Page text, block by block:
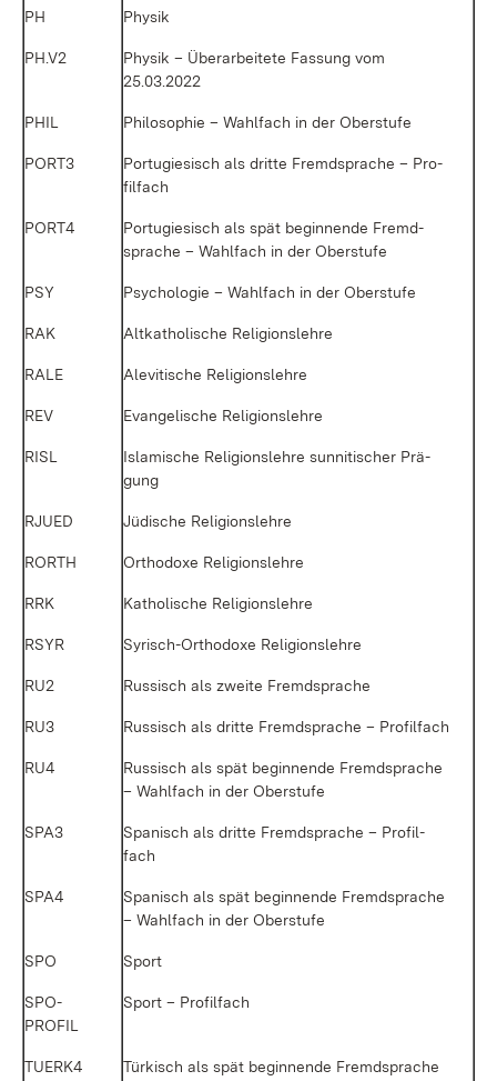
PH Phy­sik
PH.V2
Phy­sik – Über­ar­bei­te­te Fas­sung vom
25.03.2022
PHIL Phi­lo­so­phie – Wahl­fach in der Ober­stu­fe
PORT3
Por­tu­gie­sisch als drit­te Fremd­spra­che – Pro­
fil­fach
PORT4
Por­tu­gie­sisch als spät be­gin­nen­de Fremd­
spra­che – Wahl­fach in der Ober­stu­fe
PSY Psy­cho­lo­gie – Wahl­fach in der Ober­stu­fe
RAK Alt­ka­tho­li­sche Re­li­gi­ons­leh­re
RA­LE Ale­vi­ti­sche Re­li­gi­ons­leh­re
REV Evan­ge­li­sche Re­li­gi­ons­leh­re
RISL
Is­la­mi­sche Re­li­gi­ons­leh­re sun­ni­ti­scher Prä­
gung
RJUED Jü­di­sche Re­li­gi­ons­leh­re
RORTH Or­tho­do­xe Re­li­gi­ons­leh­re
RRK Ka­tho­li­sche Re­li­gi­ons­leh­re
RSYR Sy­risch-Or­tho­do­xe Re­li­gi­ons­leh­re
RU2 Rus­sisch als zwei­te Fremd­spra­che
RU3 Rus­sisch als drit­te Fremd­spra­che – Pro­fil­fach
RU4
Rus­sisch als spät be­gin­nen­de Fremd­spra­che
– Wahl­fach in der Ober­stu­fe
SPA3
Spa­nisch als drit­te Fremd­spra­che – Pro­fil­
fach
SPA4
Spa­nisch als spät be­gin­nen­de Fremd­spra­che
– Wahl­fach in der Ober­stu­fe
SPO Sport
SPO­
PROFIL
Sport – Pro­fil­fach
TUERK4
Tür­kisch als spät be­gin­nen­de Fremd­spra­che